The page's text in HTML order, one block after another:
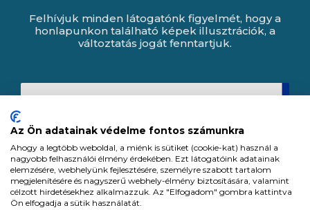
Felhívjuk minden látogatónk figyelmét, hogy a
honlapunkon található képek illusztrációk, a
változtatás jogát fenntartjuk.
Az Ön adatainak védelme fontos számunkra
Ahogy a legtöbb weboldal, a miénk is sütiket (cookie-kat) használ a
nagyobb felhasználói élmény érdekében. Ezt látogatóink adatainak
elemzésére, webhelyünk fejlesztésére, személyre szabott tartalom
megjelenítésére és nagyszerű webhely-élmény biztosítására, valamint
célzott hirdetésekhez alkalmazzuk. Az "Elfogadom" gombra kattintva
Ön elfogadja a sütik használatát.